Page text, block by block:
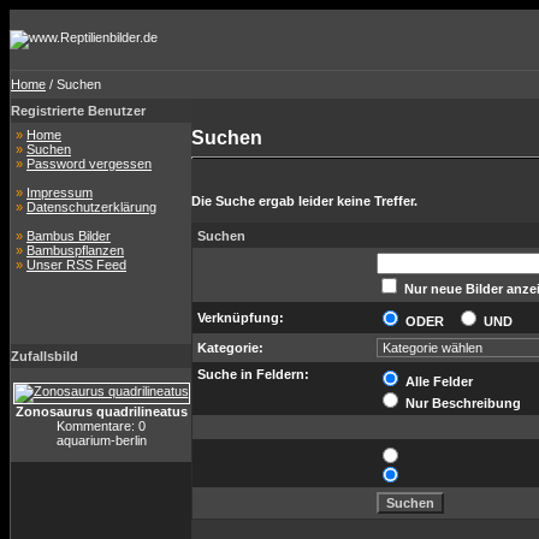
Home / Suchen
Registrierte Benutzer
» Home
» Suchen
» Password vergessen
» Impressum
» Datenschutzerklärung
» Bambus Bilder
» Bambuspflanzen
» Unser RSS Feed
Zufallsbild
Zonosaurus quadrilineatus
Kommentare: 0
aquarium-berlin
Suchen
Die Suche ergab leider keine Treffer.
Suchen
Nur neue Bilder
Verknüpfung:
ODER
UND
Kategorie:
Suche in Feldern:
Alle Felder
Nur Beschreibung